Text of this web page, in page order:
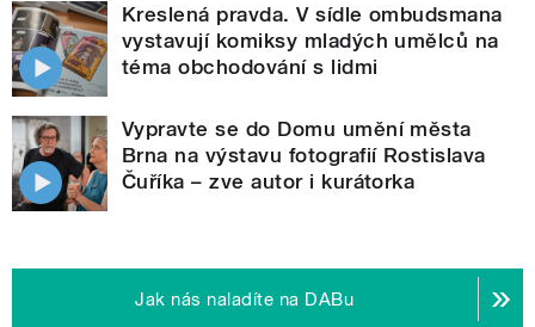
Kreslená pravda. V sídle ombudsmana
vystavují komiksy mladých umělců na
téma obchodování s lidmi
Vypravte se do Domu umění města
Brna na výstavu fotografií Rostislava
Čuříka – zve autor i kurátorka
Jak nás naladíte na DABu